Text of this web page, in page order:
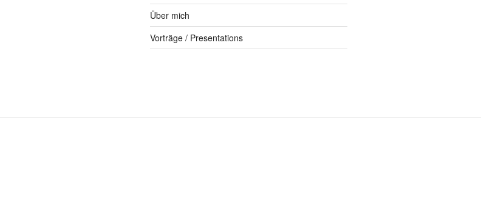
Über mich
Vorträge / Presentations